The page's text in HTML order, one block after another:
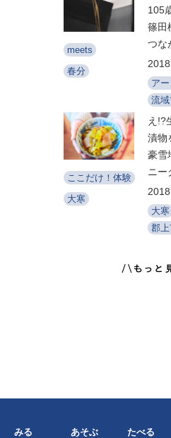
meets
春分
105
篠田
つな
アー
流
ここだけ！体験
大寒
え!?
漬物
豪雪
ニー
大寒
郡
みる あそぶ たべる